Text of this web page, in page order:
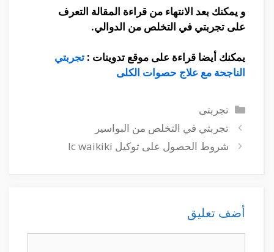
و يمكنك بعد الانتهاء من قراءة المقالة التعرف
على تجربتي في التخلص من الدوالي.
يمكنك أيضا قراءة على موقع تدوينات : تجربتي
الناجحة مع علاج حصوات الكلى
التصنيفات
تجربتى
تجربتي في التخلص من البواسير
شروط الحصول على توكيل lc waikiki
أضف تعليق